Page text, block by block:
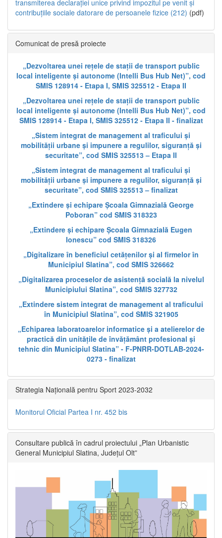
transmiterea declarației unice privind impozitul pe venit și
contribuțiile sociale datorare de persoanele fizice (212) (pdf)
Comunicat de presă proiecte
„Dezvoltarea unei rețele de stații de transport public
local inteligente și autonome (Intelli Bus Hub Net)”, cod
SMIS 128914 - Etapa I, SMIS 325512 - Etapa II
„Dezvoltarea unei rețele de stații de transport public
local inteligente și autonome (Intelli Bus Hub Net)”, cod
SMIS 128914 - Etapa I, SMIS 325512 - Etapa II - finalizat
„Sistem integrat de management al traficului și
mobilității urbane și impunere a regulilor, siguranță și
securitate”, cod SMIS 325513 – Etapa II
„Sistem integrat de management al traficului și
mobilității urbane și impunere a regulilor, siguranță și
securitate”, cod SMIS 325513 – finalizat
„Extindere și echipare Școala Gimnazială George
Poboran” cod SMIS 318323
„Extindere și echipare Școala Gimnazială Eugen
Ionescu” cod SMIS 318326
„Digitalizare în beneficiul cetățenilor și al firmelor în
Municipiul Slatina”, cod SMIS 326662
„Digitalizarea proceselor de asistență socială la nivelul
Municipiului Slatina”, cod SMIS 327732
„Extindere sistem integrat de management al traficului
în Municipiul Slatina”, cod SMIS 321905
„Echiparea laboratoarelor informatice și a atelierelor de
practică din unitățile de învățământ profesional și
tehnic din Municipiul Slatina” - F-PNRR-DOTLAB-2024-
0273 - finalizat
Strategia Națională pentru Sport 2023-2032
Monitorul Oficial Partea I nr. 452 bis
Consultare publică în cadrul proiectului „Plan Urbanistic
General Municipiul Slatina, Județul Olt”